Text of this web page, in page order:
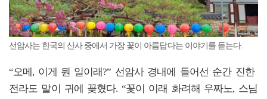
선암사는 한국의 산사 중에서 가장 꽃이 아름답다는 이야기를 듣는다.
“오메, 이게 뭔 일이래?” 선암사 경내에 들어선 순간 진한
전라도 말이 귀에 꽂혔다. “꽃이 이래 화려해 우짜노, 스님